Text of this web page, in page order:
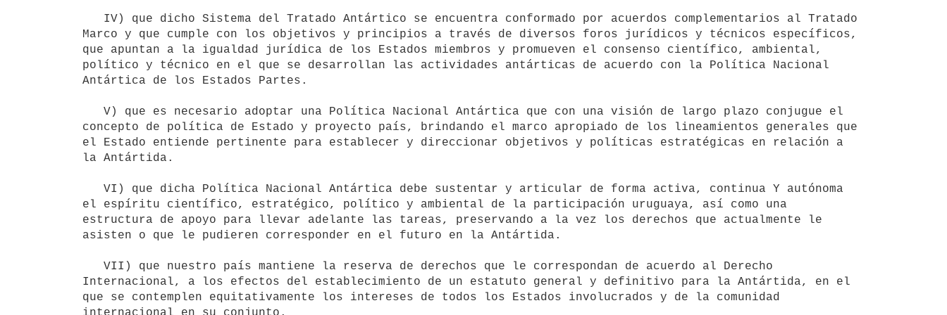
Marco y que cumple con los objetivos y principios a través de diversos foros jurídicos y técnicos específicos,
que apuntan a la igualdad jurídica de los Estados miembros y promueven el consenso científico, ambiental,
político y técnico en el que se desarrollan las actividades antárticas de acuerdo con la Política Nacional
Antártica de los Estados Partes.
concepto de política de Estado y proyecto país, brindando el marco apropiado de los lineamientos generales que
el Estado entiende pertinente para establecer y direccionar objetivos y políticas estratégicas en relación a
la Antártida.
el espíritu científico, estratégico, político y ambiental de la participación uruguaya, así como una
estructura de apoyo para llevar adelante las tareas, preservando a la vez los derechos que actualmente le
asisten o que le pudieren corresponder en el futuro en la Antártida.
Internacional, a los efectos del establecimiento de un estatuto general y definitivo para la Antártida, en el
que se contemplen equitativamente los intereses de todos los Estados involucrados y de la comunidad